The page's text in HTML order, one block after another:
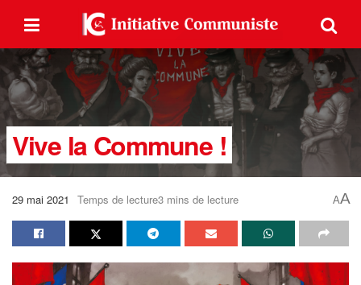
Vive la Commune !
29 mai 2021 Temps de lecture3 mins de lecture AA